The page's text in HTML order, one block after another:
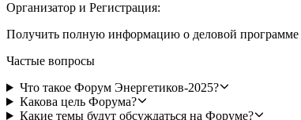
Организатор и Регистрация:
Получить полную информацию о деловой программе
Частые вопросы
Что такое Форум Энергетиков-2025?
Какова цель Форума?
Какие темы будут обсуждаться на Форуме?